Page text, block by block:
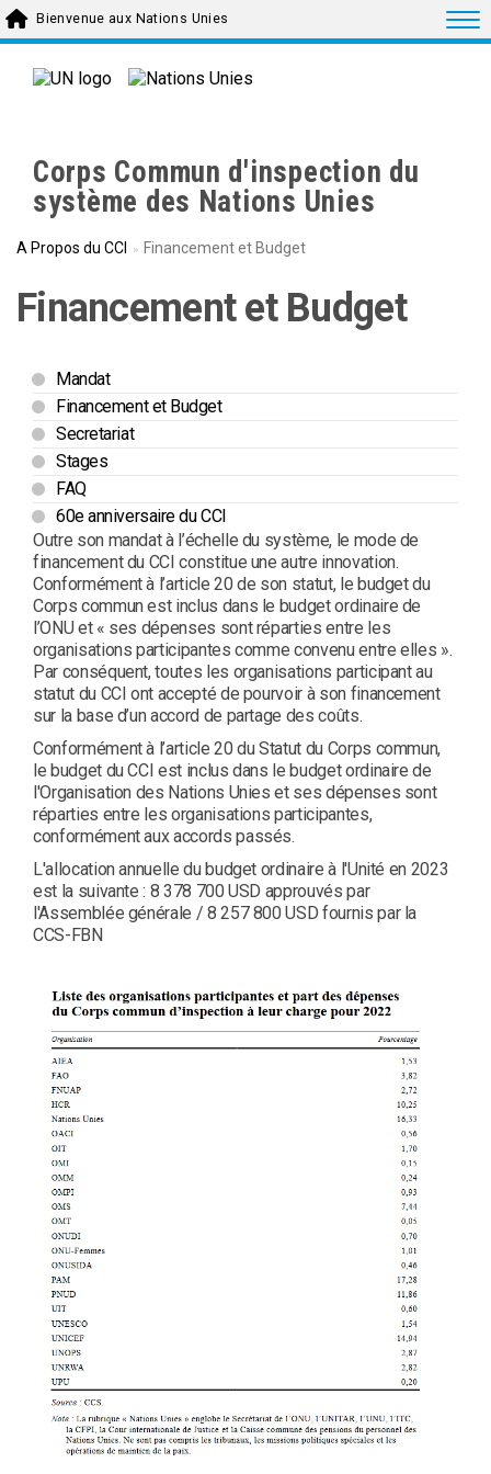
Skip to main content
Bienvenue aux Nations Unies
Corps Commun d'inspection du
système des Nations Unies
A Propos du CCI Financement et Budget
Financement et Budget
Mandat
Financement et Budget
Secretariat
Stages
FAQ
60e anniversaire du CCI
Outre son mandat à l’échelle du système, le mode de
financement du CCI constitue une autre innovation.
Conformément à l’article 20 de son statut, le budget du
Corps commun est inclus dans le budget ordinaire de
l’ONU et « ses dépenses sont réparties entre les
organisations participantes comme convenu entre elles ».
Par conséquent, toutes les organisations participant au
statut du CCI ont accepté de pourvoir à son financement
sur la base d’un accord de partage des coûts.
Conformément à l’article 20 du Statut du Corps commun,
le budget du CCI est inclus dans le budget ordinaire de
l'Organisation des Nations Unies et ses dépenses sont
réparties entre les organisations participantes,
conformément aux accords passés.
L'allocation annuelle du budget ordinaire à l'Unité en 2023
est la suivante : 8 378 700 USD approuvés par
l'Assemblée générale / 8 257 800 USD fournis par la
CCS-FBN